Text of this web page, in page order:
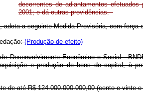
decorrentes de adiantamentos
2001; e dá outras providências.
a seguinte Medida Provisória, com força
(Produção de efeito)
Desenvolvimento Econômico e Social -
e produção de bens de capital, à
até R$ 124.000.000.000,00 (cento e vinte